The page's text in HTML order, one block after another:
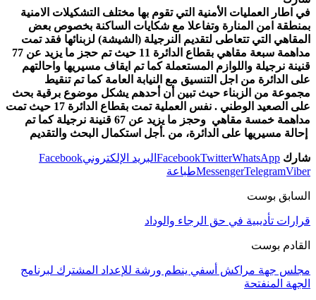
في اطار العمليات الأمنية التي تقوم بها مختلف التشكيلات الامنية
بمنطقة امن المنارة وتفاعلا مع شكايات الساكنة بخصوص بعض
المقاهي التي تتعاطى لتقديم النرجيلة (الشيشة) لزبنائها فقد تمت
مداهمة سبعة مقاهي بقطاع الدائرة 11 حيث تم حجز ما يزيد عن 77
قنينة نرجيلة واللوازم المستعملة كما تم ايقاف مسيريها واحالتهم
على الدائرة من اجل التنسيق مع النيابة العامة كما تم تنقيط
مجموعة من الزبناء حيث تبين أن أحدهم يشكل موضوع برقية بحث
على الصعيد الوطني . نفس العملية تمت بقطاع الدائرة 17 حيث تمت
مداهمة خمسة مقاهي وحجز ما يزيد عن 67 قنينة نرجيلة كما تم
شارك FacebookTwitterWhatsApp البريد الإلكترونيFacebook
MessengerTelegramViber طباعة
السابق بوست
قرارات تأديبية في حق الرجاء والوداد
القادم بوست
مجلس جهة مراكش أسفي ينطم ورشة للإعداد المشترك لبرنامج
الجهة المنفتحة